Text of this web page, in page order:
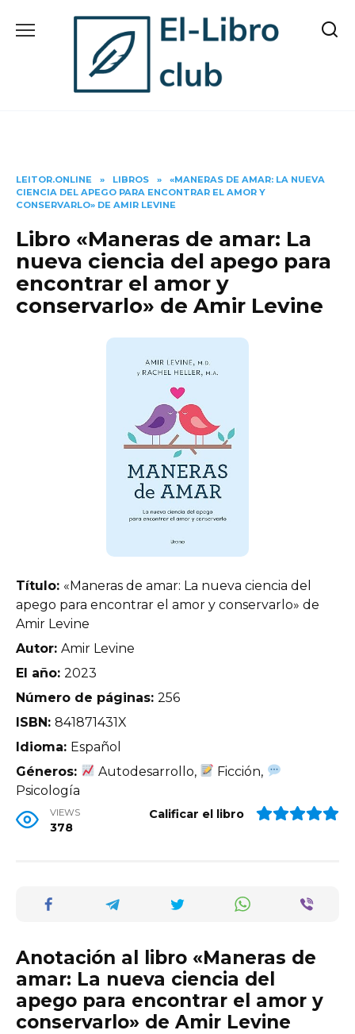
LEITOR.ONLINE » LIBROS »
«MANERAS DE AMAR: LA NUEVA
CIENCIA DEL APEGO PARA ENCONTRAR EL AMOR Y
CONSERVARLO» DE AMIR LEVINE
Libro «Maneras de amar: La
nueva ciencia del apego para
encontrar el amor y
conservarlo» de Amir Levine
Título: «Maneras de amar: La nueva ciencia del
apego para encontrar el amor y conservarlo» de
Amir Levine
Autor: Amir Levine
El año: 2023
Número de páginas: 256
ISBN: 841871431X
Idioma: Español
Géneros:
Autodesarrollo,
Ficción,
Psicología
VIEWS
378
Calificar el libro
Anotación al libro «Maneras de
amar: La nueva ciencia del
apego para encontrar el amor y
conservarlo» de Amir Levine